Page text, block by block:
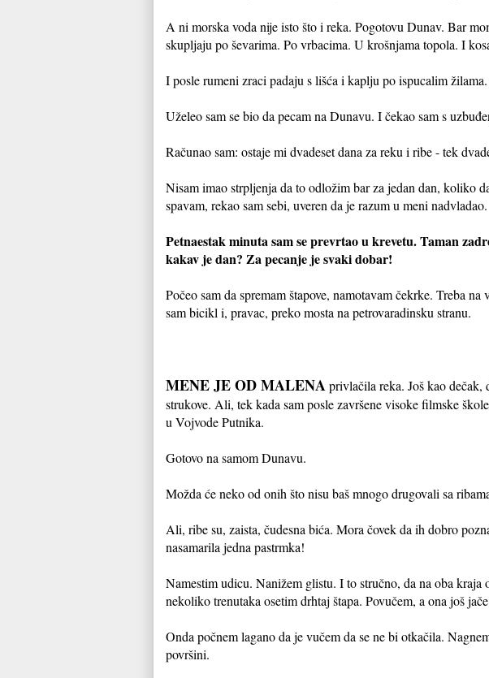
A ni morska voda nije isto što i reka. Pogotovu Dunav. Bar
skupljaju po ševarima. Po vrbacima. U krošnjama topola. I
I posle rumeni zraci padaju s lišća i kaplju po ispucalim
Uželeo sam se bio da pecam na Dunavu. I čekao sam s
Računao sam: ostaje mi dvadeset dana za reku i ribe - tek
Nisam imao strpljenja da to odložim bar za jedan dan, koliko
spavam, rekao sam sebi, uveren da je razum u meni nadvladao.
Petnaestak minuta sam se prevrtao u krevetu. Taman
kakav je dan? Za pecanje je svaki dobar!
Počeo sam da spremam štapove, namotavam čekrke. Treba
sam bicikl i, pravac, preko mosta na petrovaradinsku stranu.
MENE JE OD MALENAprivlačila reka. Još kao dečak,
strukove. Ali, tek kada sam posle završene visoke filmske
u Vojvode Putnika.
Gotovo na samom Dunavu.
Možda će neko od onih što nisu baš mnogo drugovali sa
Ali, ribe su, zaista, čudesna bića. Mora čovek da ih dobro
nasamarila jedna pastrmka!
Namestim udicu. Nanižem glistu. I to stručno, da na oba
nekoliko trenutaka osetim drhtaj štapa. Povučem, a ona još
Onda počnem lagano da je vučem da se ne bi otkačila.
površini.